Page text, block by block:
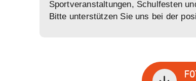
Sportveranstaltungen, Schulfesten
Bitte unterstützen Sie uns bei der